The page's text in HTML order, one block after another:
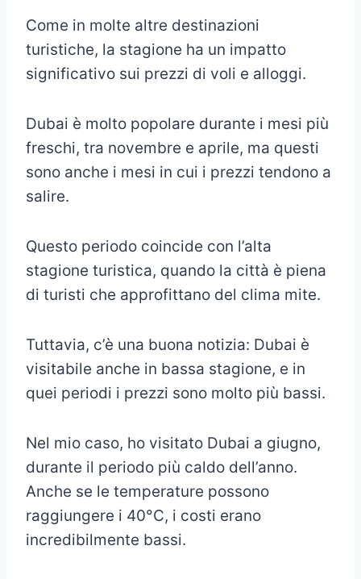
Come in molte altre destinazioni
turistiche, la stagione ha un impatto
significativo sui prezzi di voli e alloggi.
Dubai è molto popolare durante i mesi più
freschi, tra novembre e aprile, ma questi
sono anche i mesi in cui i prezzi tendono a
salire.
Questo periodo coincide con l’alta
stagione turistica, quando la città è piena
di turisti che approfittano del clima mite.
Tuttavia, c’è una buona notizia: Dubai è
visitabile anche in bassa stagione, e in
quei periodi i prezzi sono molto più bassi.
Nel mio caso, ho visitato Dubai a giugno,
durante il periodo più caldo dell’anno.
Anche se le temperature possono
raggiungere i 40°C, i costi erano
incredibilmente bassi.